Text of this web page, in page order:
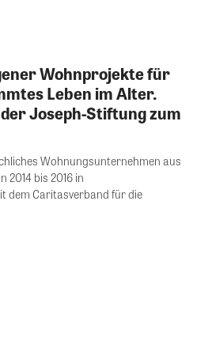
Wohnprojekte für
Leben im Alter.
Joseph-Stiftung zum
Wohnungsunternehmen aus
2014 bis 2016 in
dem Caritasverband für die